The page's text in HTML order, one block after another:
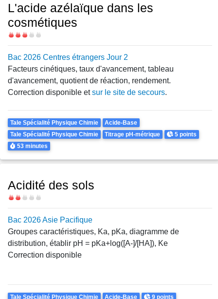
L'acide azélaïque dans les
cosmétiques
Difficulté
Bac 2026 Centres étrangers Jour 2
Facteurs cinétiques, taux d'avancement, tableau
d'avancement, quotient de réaction, rendement.
Correction disponible etsur le site de secours.
Theme
Tale Spécialité Physique Chimie
Acide-Base
Tale Spécialité Physique Chimie
Titrage pH-métrique Points
5 points
Durée
53 minutes
Acidité des sols
Difficulté
Bac 2026 Asie Pacifique
Groupes caractéristiques, Ka, pKa, diagramme de
distribution, établir pH = pKa+log([A-]/[HA]), Ke
Correction disponible
Theme
Tale Spécialité Physique Chimie Acide-Base Points
9 points